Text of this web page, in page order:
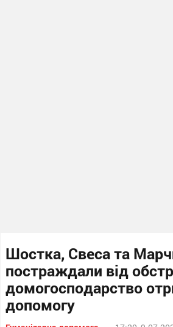
Шостка, Свеса та
постраждали від
домогосподарство
допомогу